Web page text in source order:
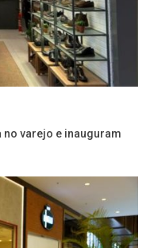
varejo e inauguram